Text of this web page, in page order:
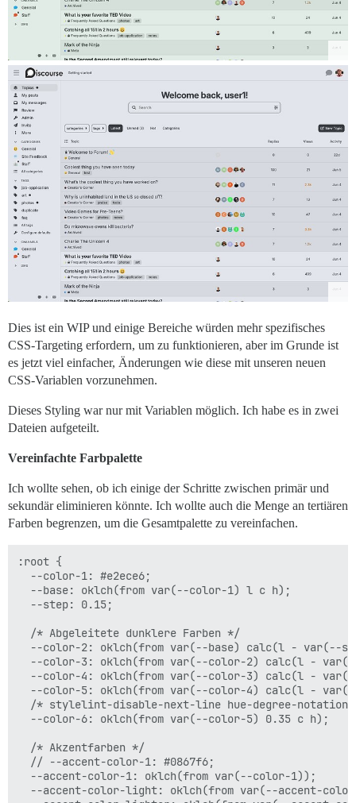
Dies ist ein WIP und einige Bereiche würden mehr spezifisches
CSS-Targeting erfordern, um zu funktionieren, aber im Grunde ist
es jetzt viel einfacher, Änderungen wie diese mit unseren neuen
CSS-Variablen vorzunehmen.
Dieses Styling war nur mit Variablen möglich. Ich habe es in zwei
Dateien aufgeteilt.
Vereinfachte Farbpalette
Ich wollte sehen, ob ich einige der Schritte zwischen primär und
sekundär eliminieren könnte. Ich wollte auch die Menge an tertiären
Farben begrenzen, um die Gesamtpalette zu vereinfachen.
:root {
  --color-1: #e2ece6;
  --base: oklch(from var(--color-1) l c h);
  --step: 0.15;
  /* Abgeleitete dunklere Farben */
--color-2: oklch(from var(--base) calc(l - var(--
--color-3: oklch(from var(--color-2) calc(l -
--color-4: oklch(from var(--color-3) calc(l -
--color-5: oklch(from var(--color-4) calc(l -
/* stylelint-disable-next-line hue-degree-notation
  --color-6: oklch(from var(--color-5) 0.35 c h);
  /* Akzentfarben */
  // --accent-color-1: #0867f6;
  --accent-color-1: oklch(from var(--color-1));
--accent-color-light: oklch(from var(--accent-